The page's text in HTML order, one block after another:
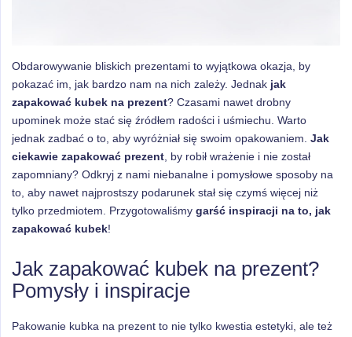
Obdarowywanie bliskich prezentami to wyjątkowa okazja, by
pokazać im, jak bardzo nam na nich zależy. Jednak jak
zapakować kubek na prezent? Czasami nawet drobny
upominek może stać się źródłem radości i uśmiechu. Warto
jednak zadbać o to, aby wyróżniał się swoim opakowaniem. Jak
ciekawie zapakować prezent , by robił wrażenie i nie został
zapomniany? Odkryj z nami niebanalne i pomysłowe sposoby na
to, aby nawet najprostszy podarunek stał się czymś więcej niż
tylko przedmiotem. Przygotowaliśmy garść inspiracji na to, jak
zapakować kubek!
Jak zapakować kubek na prezent?
Pomysły i inspiracje
Pakowanie kubka na prezent to nie tylko kwestia estetyki, ale też